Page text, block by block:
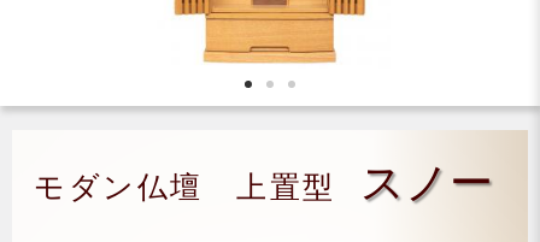
モダン仏壇 上置型
スノー